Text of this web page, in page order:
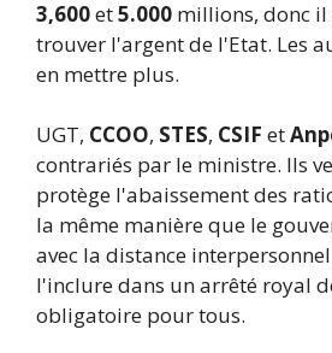
3,600et5.000 millions, donc il
trouver l'argent de l'Etat. Les
en mettre plus.
UGT, CCOO, STES, CSIF et
contrariés par le ministre. Ils
protège l'abaissement des
la même manière que le
avec la distance
l'inclure dans un arrêté royal
obligatoire pour tous.